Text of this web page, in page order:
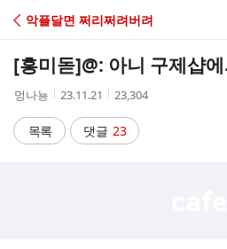
C
A
악플달면 쩌리쩌려버려
[흥미돋]@: 아니 구제샵
작
자
멍나뇽
작
시
간
23.11.21
조
수
23,304
목록 댓글 23